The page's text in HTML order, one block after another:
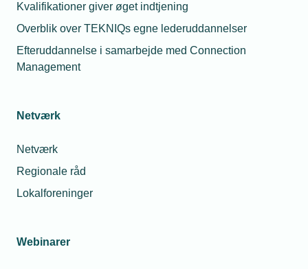
Kvalifikationer giver øget indtjening
Overblik over TEKNIQs egne lederuddannelser
Efteruddannelse i samarbejde med Connection
Management
Netværk
Netværk
Regionale råd
Lokalforeninger
Webinarer